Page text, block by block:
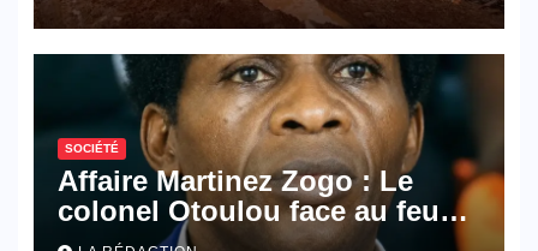
SOCIÉTÉ
Affaire Martinez Zogo : Le
colonel Otoulou face au feu
croisé des avocats de la